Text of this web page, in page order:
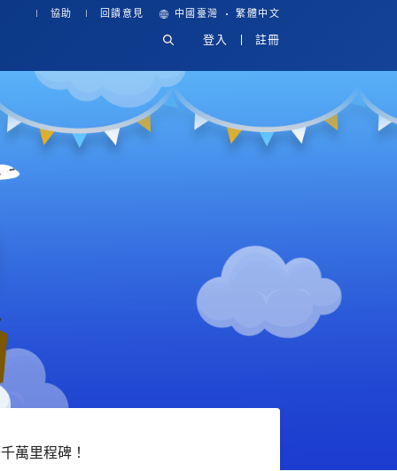
協助 回饋意見 中國臺灣 · 繁體中文
登入 註冊
萬里程碑！